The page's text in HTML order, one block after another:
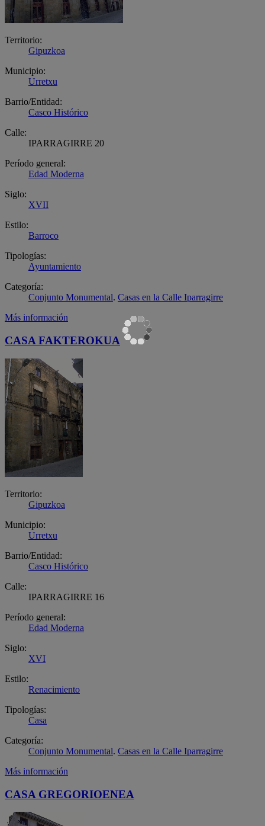
Territorio:
Gipuzkoa
Municipio:
Urretxu
Barrio/Entidad:
Casco Histórico
Calle:
IPARRAGIRRE 20
Período general:
Edad Moderna
Siglo:
XVII
Estilo:
Barroco
Tipologías:
Ayuntamiento
Categoría:
Conjunto Monumental. Casas en la Calle Iparragirre
Más información
CASA FAKTEROKUA
Territorio:
Gipuzkoa
Municipio:
Urretxu
Barrio/Entidad:
Casco Histórico
Calle:
IPARRAGIRRE 16
Período general:
Edad Moderna
Siglo:
XVI
Estilo:
Renacimiento
Tipologías:
Casa
Categoría:
Conjunto Monumental. Casas en la Calle Iparragirre
Más información
CASA GREGORIOENEA